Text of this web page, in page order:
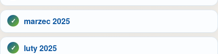
marzec 2025
luty 2025